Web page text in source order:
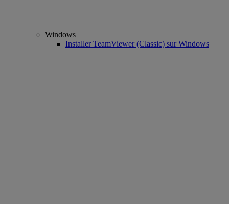
Windows
Installer TeamViewer (Classic) sur Windows